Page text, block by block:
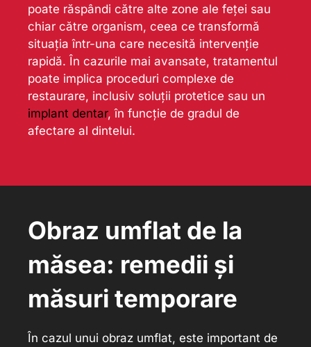
poate răspândi către alte zone ale feței sau
chiar către organism, ceea ce transformă
situația într-una care necesită intervenție
rapidă. În cazurile mai avansate, tratamentul
poate implica proceduri complexe de
restaurare, inclusiv soluții protetice sau un
implant dentar, în funcție de gradul de
afectare al dintelui.
Obraz umflat de la
măsea: remedii și
măsuri temporare
În cazul unui obraz umflat, este important de